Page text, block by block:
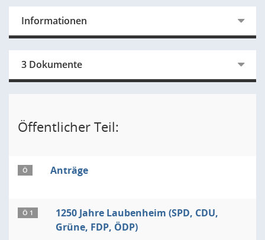
Informationen
3 Dokumente
Öffentlicher Teil:
Ö Anträge
Ö 1
1250 Jahre Laubenheim (SPD, CDU,
Grüne, FDP, ÖDP)